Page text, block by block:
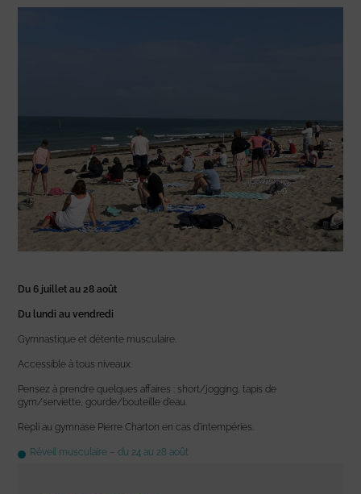
Du 6 juillet au 28 août
Du lundi au vendredi
Gymnastique et détente musculaire.
Accessible à tous niveaux.
Pensez à prendre quelques affaires : short/jogging, tapis de
gym/serviette, gourde/bouteille d’eau.
Repli au gymnase Pierre Charton en cas d’intempéries.
Réveil musculaire – du 24 au 28 août